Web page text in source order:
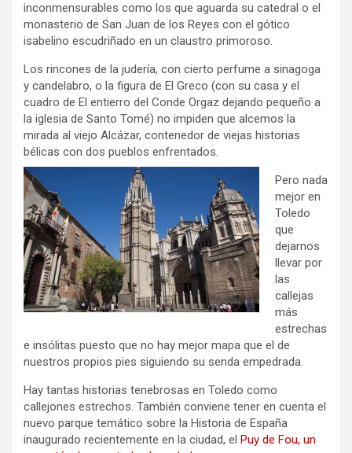
inconmensurables como los que aguarda su catedral o el
monasterio de San Juan de los Reyes con el gótico
isabelino escudriñado en un claustro primoroso.
Los rincones de la judería, con cierto perfume a sinagoga
y candelabro, o la figura de El Greco (con su casa y el
cuadro de El entierro del Conde Orgaz dejando pequeño a
la iglesia de Santo Tomé) no impiden que alcemos la
mirada al viejo Alcázar, contenedor de viejas historias
bélicas con dos pueblos enfrentados.
Pero nada
mejor en
Toledo
que
dejarnos
llevar por
las
callejas
más
estrechas
e insólitas puesto que no hay mejor mapa que el de
nuestros propios pies siguiendo su senda empedrada.
Hay tantas historias tenebrosas en Toledo como
callejones estrechos. También conviene tener en cuenta el
nuevo parque temático sobre la Historia de España
inaugurado recientemente en la ciudad, el Puy de Fou, un